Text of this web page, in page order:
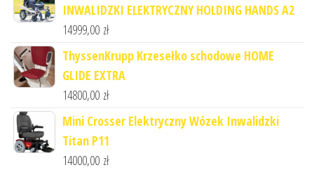
INWALIDZKI ELEKTRYCZNY HOLDING HANDS A2
14999,00 zł
ThyssenKrupp Krzesełko schodowe HOME
GLIDE EXTRA
14800,00 zł
Mini Crosser Elektryczny Wózek Inwalidzki
Titan P11
14000,00 zł